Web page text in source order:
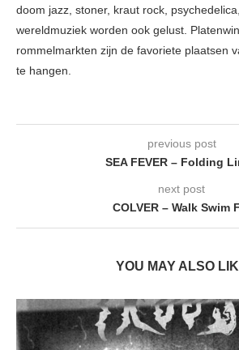
doom jazz, stoner, kraut rock,
wereldmuziek worden ook gelust.
rommelmarkten zijn de favoriete plaatsen
te hangen.
previous post
SEA FEVER – Folding
next post
COLVER – Walk Swim
YOU MAY ALSO